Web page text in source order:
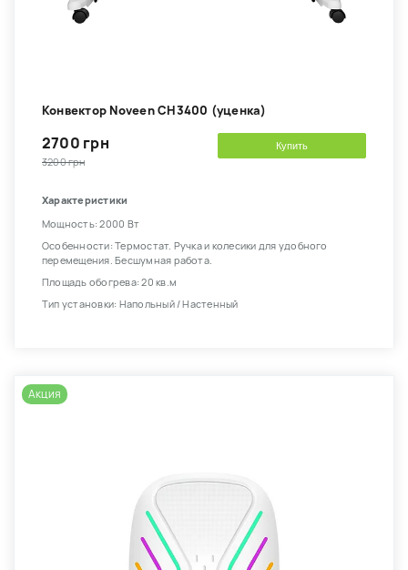
Конвектор Noveen CH3400 (уценка)
2700 грн
3200 грн
Купить
Характеристики
Мощность: 2000 Вт
Особенности: Термостат. Ручка и колесики для удобного
перемещения. Бесшумная работа.
Площадь обогрева: 20 кв.м
Тип установки: Напольный / Настенный
Акция